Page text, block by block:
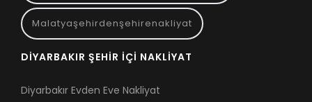
Malatyaşehirdenşehirenakliyat
DIYARBAKIR ŞEHIR İÇI NAKLIYAT
Diyarbakır Evden Eve Nakliyat